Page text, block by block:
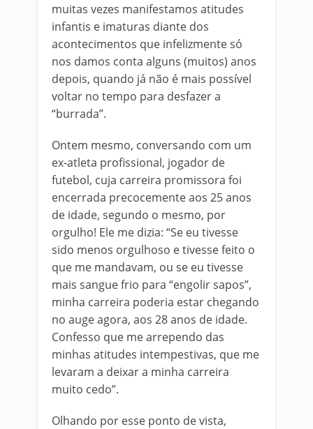
muitas vezes manifestamos atitudes
infantis e imaturas diante dos
acontecimentos que infelizmente só
nos damos conta alguns (muitos) anos
depois, quando já não é mais possível
voltar no tempo para desfazer a
“burrada”.
Ontem mesmo, conversando com um
ex-atleta profissional, jogador de
futebol, cuja carreira promissora foi
encerrada precocemente aos 25 anos
de idade, segundo o mesmo, por
orgulho! Ele me dizia: “Se eu tivesse
sido menos orgulhoso e tivesse feito o
que me mandavam, ou se eu tivesse
mais sangue frio para “engolir sapos”,
minha carreira poderia estar chegando
no auge agora, aos 28 anos de idade.
Confesso que me arrependo das
minhas atitudes intempestivas, que me
levaram a deixar a minha carreira
muito cedo”.
Olhando por esse ponto de vista,